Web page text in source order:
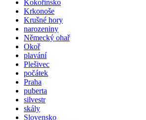
Kokořínsko
Krkonoše
Krušné hory
narozeniny
Německý ohař
Okoř
plavání
Plešivec
počátek
Praha
puberta
silvestr
skály
Slovensko